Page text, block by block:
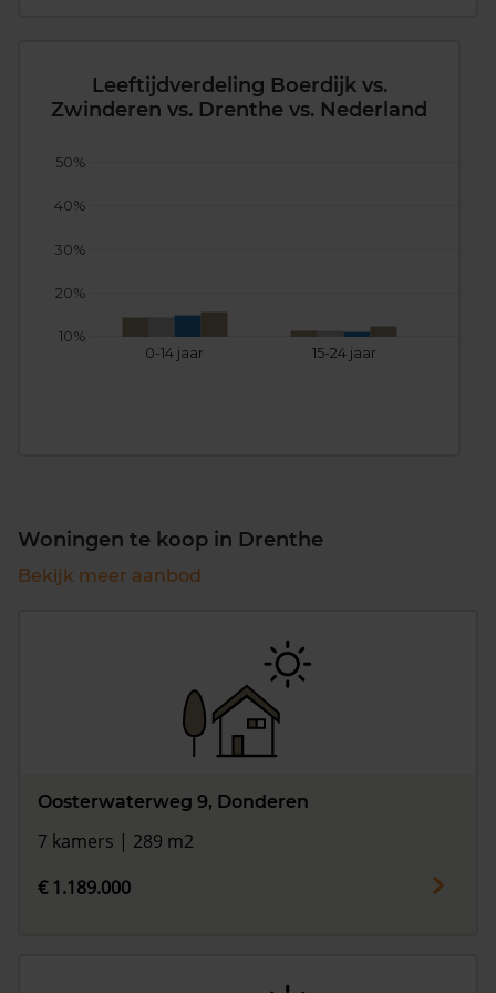
Leeftijdverdeling Boerdijk vs.
Zwinderen vs. Drenthe vs. Nederland
0-14 jaar 15-24 jaar
10%
20%
30%
40%
50%
Woningen te koop in Drenthe
Bekijk meer aanbod
Oosterwaterweg 9, Donderen
7 kamers | 289 m2
€ 1.189.000